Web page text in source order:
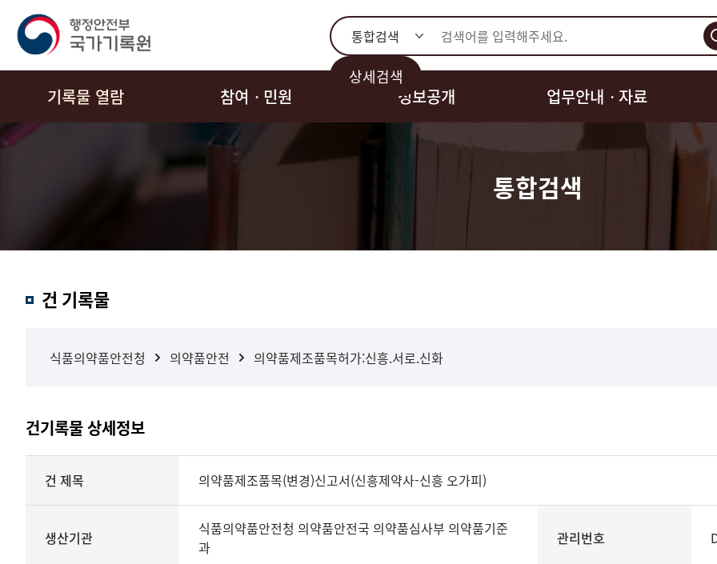
통합검색
상세검색
기록물 열람 참여ㆍ민원 정보공개 업무안내ㆍ자료
통합검색
검색건 기록물
식품의약품안전청 의약품안전 의약품제조품목허가:신흥.서로.신화
건기록물 상세정보
건 제목 의약품제조품목(변경)신고서(신흥제약사-신흥 오가피)
생산기관
식품의약품안전청 의약품안전국 의약품심사부 의약품기준
과
관리번호